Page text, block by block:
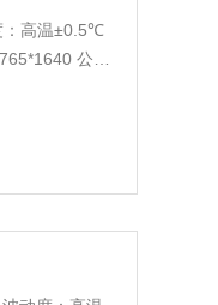
：高温±0.5℃
公称